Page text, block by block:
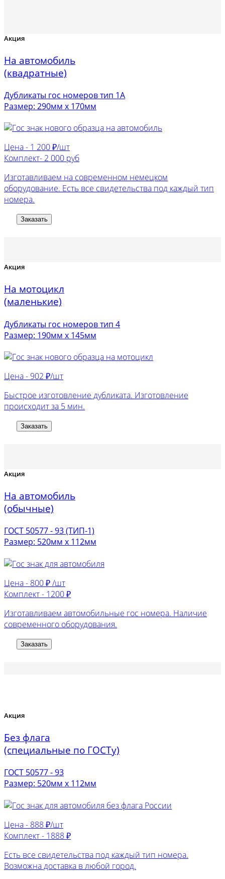
Акция
На автомобиль
(квадратные)
Дубликаты гос номеров тип 1А
Размер: 290мм х 170мм
Цена - 1 200 ₽/шт
Комплект- 2 000 руб
Изготавливаем на современном немецком
оборудование. Есть все свидетельства под каждый тип
номера.
Заказать
Акция
На мотоцикл
(маленькие)
Дубликаты гос номеров тип 4
Размер: 190мм х 145мм
Цена - 902 ₽/шт
Быстрое изготовление дубликата. Изготовление
происходит за 5 мин.
Заказать
Акция
На автомобиль
(обычные)
ГОСТ 50577 - 93 (ТИП-1)
Размер: 520мм х 112мм
Цена - 800 ₽ /шт
Комплект - 1200 ₽
Изготавливаем автомобильные гос номера. Наличие
современного оборудования.
Заказать
Акция
Без флага
(специальные по ГОСТу)
ГОСТ 50577 - 93
Размер: 520мм х 112мм
Цена - 888 ₽/шт
Комплект - 1888 ₽
Есть все свидетельства под каждый тип номера.
Возможна доставка в любой город.